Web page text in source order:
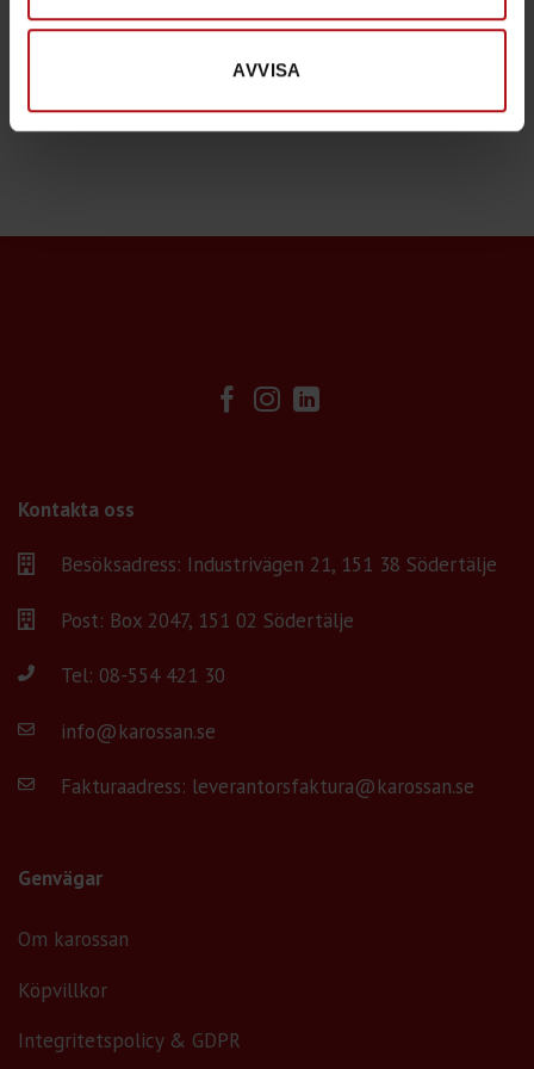
AVVISA
Kontakta oss
Besöksadress: Industrivägen 21, 151 38 Södertälje
Post: Box 2047, 151 02 Södertälje
Tel: 08-554 421 30
info@karossan.se
Fakturaadress: leverantorsfaktura@karossan.se
Genvägar
Om karossan
Köpvillkor
Integritetspolicy & GDPR